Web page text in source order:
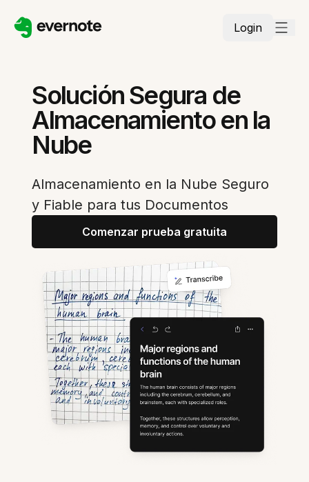
Login
Solución Segura de
Almacenamiento en la
Nube
Almacenamiento en la Nube Seguro
y Fiable para tus Documentos
Comenzar prueba gratuita